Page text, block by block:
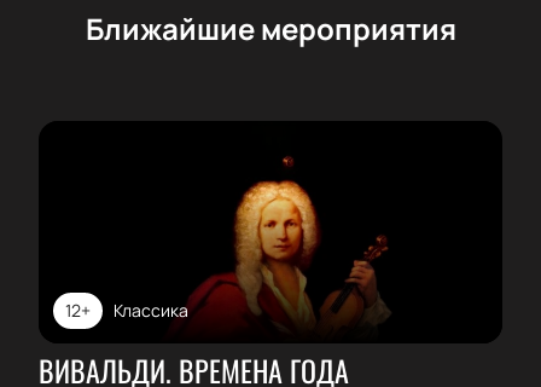
Ближайшие мероприятия
Классика
12+
ВИВАЛЬДИ. ВРЕМЕНА ГОДА